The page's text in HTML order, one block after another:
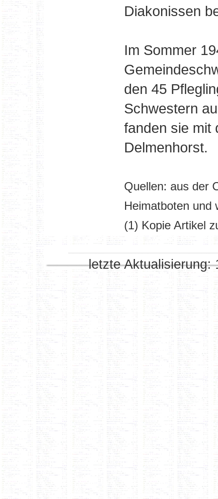
Diakonissen
Im Sommer
den 45
Schwestern
fanden sie mit
Delmenhorst.
Quellen: aus der
Heimatboten und
(1) Kopie Artikel
letzte Aktualisierung: